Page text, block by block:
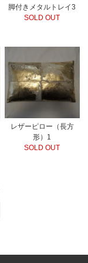
脚付きメタルトレイ3
SOLD OUT
レザーピロー（長方
形）1
SOLD OUT